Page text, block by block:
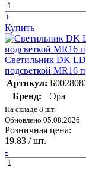
+
Купить
Светильник DK
подсветкой MR16
Артикул:
Бренд:
Эра
На складе 8 шт.
Обновлено 05.08.2026
Розничная цена:
19.83 / шт.
-